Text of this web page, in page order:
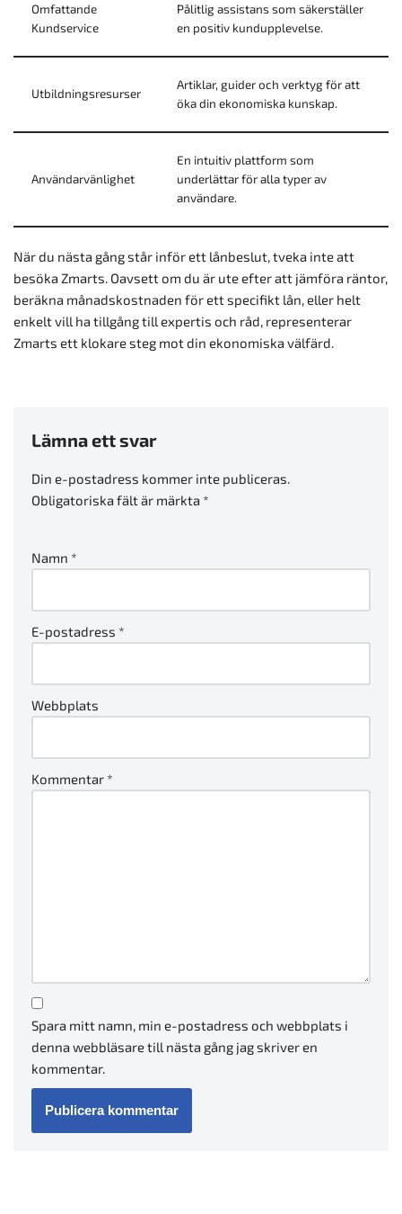
Omfattande
Kundservice
Pålitlig assistans som säkerställer
en positiv kundupplevelse.
Utbildningsresurser
Artiklar, guider och verktyg för att
öka din ekonomiska kunskap.
Användarvänlighet
En intuitiv plattform som
underlättar för alla typer av
användare.
När du nästa gång står inför ett lånbeslut, tveka inte att
besöka Zmarts. Oavsett om du är ute efter att jämföra räntor,
beräkna månadskostnaden för ett specifikt lån, eller helt
enkelt vill ha tillgång till expertis och råd, representerar
Zmarts ett klokare steg mot din ekonomiska välfärd.
Lämna ett svar
Din e-postadress kommer inte publiceras.
Obligatoriska fält är märkta *
Namn *
E-postadress *
Webbplats
Kommentar *
Spara mitt namn, min e-postadress och webbplats i
denna webbläsare till nästa gång jag skriver en
kommentar.